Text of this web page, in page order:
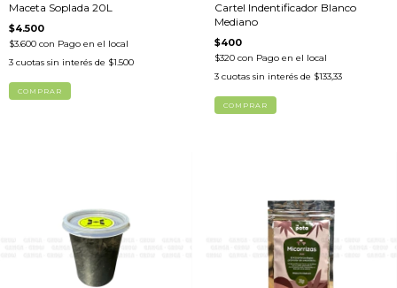
Maceta Soplada 20L
$4.500
$3.600 con Pago en el local
3 cuotas sin interés de $1.500
Cartel Indentificador Blanco
Mediano
$400
$320 con Pago en el local
3 cuotas sin interés de $133,33